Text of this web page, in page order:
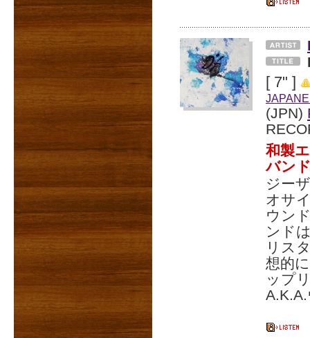
[ 7" ]
(JPN)
和製
バン
ジー
オサ
ウン
ンド
リス
想的
ップ